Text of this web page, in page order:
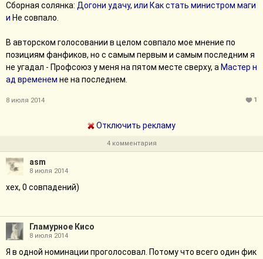
Сборная солянка: Догони удачу, или Как стать министром маги
и Не совпало.
В авторском голосовании в целом совпало мое мнение по
позициям фанфиков, но с самым первым и самым последним я
не угадал - Профсоюз у меня на пятом месте сверху, а Мастер н
ад временем не на последнем.
8 июля 2014 1
Отключить рекламу
4 комментария
asm
8 июля 2014
хех, 0 совпадений)
Гламурное Кисо
8 июля 2014
Я в одной номинации проголосовал. Потому что всего один фик